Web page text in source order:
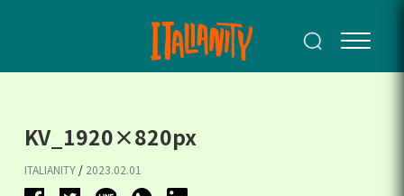
KV_1920×820px
ITALIANITY / 2023.02.01